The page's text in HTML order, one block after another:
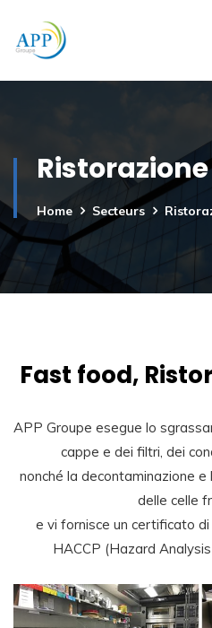
Ristorazione
Home Secteurs
Fast food,
APP Groupe esegue lo
cappe e dei filtri, dei
nonché la decontaminazione
delle celle
e vi fornisce un certificato
HACCP (Hazard